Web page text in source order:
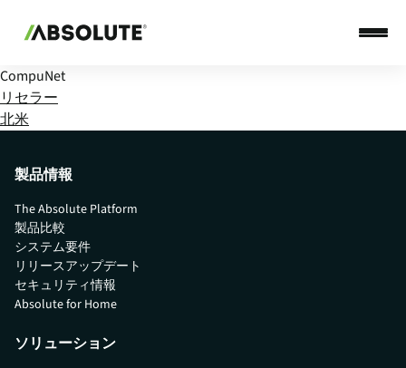
CompuNet
リセラー
北米
製品情報
The Absolute Platform
製品比較
システム要件
リリースアップデート
セキュリティ情報
Absolute for Home
ソリューション